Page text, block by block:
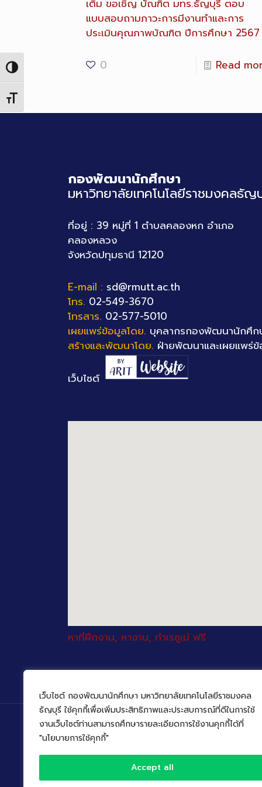
เว็บไซต์ กองพัฒนานักศึกษา มหาวิทยาลัยเทคโนโลยีราชมงคล
ธัญบุรี ใช้คุกกี้เพื่อเพิ่มประสิทธิภาพและประสบการณ์ที่ดีในการใช้
งานเว็บไซต์ท่านสามารถศึกษารายละเอียดการใช้งานคุกกี้ได้ที่
"นโยบายการใช้คุกกี้"
Accept all
Toggle High Contrast
Toggle Font size
เติม ขอเชิญ บัณฑิต มทร.ธัญบุรี ตอบ
แบบสอบถามภาวะการมีงานทำและการ
ประเมินคุณภาพบัณฑิต ปีการศึกษา 2567
0 Read
กองพัฒนานักศึกษา
มหาวิทยาลัยเทคโนโลยีราชมงคลธัญ
ที่อยู่ : 39 หมู่ที่ 1 ตำบลคลองหก อำเภอ
คลองหลวง
จังหวัดปทุมธานี 12120
E-mail : sd@rmutt.ac.th
โทร. 02-549-3670
โทรสาร. 02-577-5010
เผยแพร่ข้อมูลโดย. บุคลากรกองพัฒนานักศึก
สร้างและพัฒนาโดย. ฝ่ายพัฒนาและเผยแพร่
เว็บไซต์
หาที่ฝึกงาน, หางาน, ทำเรซูเม่ ฟรี